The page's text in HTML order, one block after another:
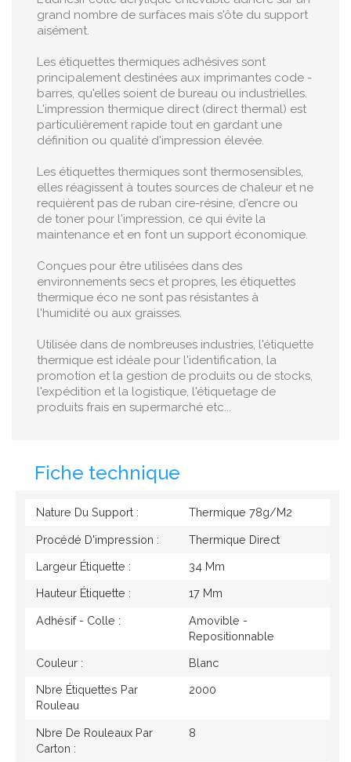
grand nombre de surfaces mais s'ôte du support
aisément.
Les étiquettes thermiques adhésives sont
principalement destinées aux imprimantes code -
barres, qu'elles soient de bureau ou industrielles.
L'impression thermique direct (direct thermal) est
particulièrement rapide tout en gardant une
définition ou qualité d'impression élevée.
Les étiquettes thermiques sont thermosensibles,
elles réagissent à toutes sources de chaleur et ne
requièrent pas de ruban cire-résine, d'encre ou
de toner pour l'impression, ce qui évite la
maintenance et en font un support économique.
Conçues pour être utilisées dans des
environnements secs et propres, les étiquettes
thermique éco ne sont pas résistantes à
l'humidité ou aux graisses.
Utilisée dans de nombreuses industries, l'étiquette
thermique est idéale pour l'identification, la
promotion et la gestion de produits ou de stocks,
l'expédition et la logistique, l'étiquetage de
produits frais en supermarché etc...
Fiche technique
Nature Du Support : Thermique 78g/M2
Procédé D'impression : Thermique Direct
Largeur Étiquette : 34 Mm
Hauteur Étiquette : 17 Mm
Adhésif - Colle :
Amovible -
Repositionnable
Couleur : Blanc
Nbre Étiquettes Par
Rouleau
2000
Nbre De Rouleaux Par
Carton :
8